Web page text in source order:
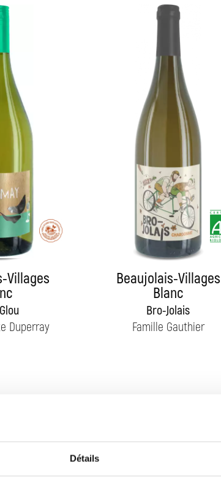
Détails
Villages
Duperray
Beaujolais-Villages
Blanc
Bro-Jolais
Famille Gauthier